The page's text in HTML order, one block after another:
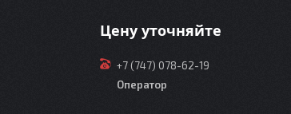
Цену уточняйте
+7 (747) 078-62-19
Оператор